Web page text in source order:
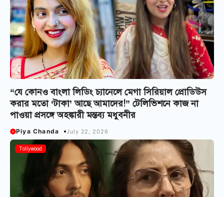
“যে কোনও বাংলা লিডিং চ্যানেলে মেগা সিরিয়াল প্রোডিউস
করার মতো ‘টাকা’ আছে আমাদের!” টেলিভিশনে কাজ না
পাওয়া প্রসঙ্গে অহঙ্কারী মন্তব্য মধুবনীর
Piya Chanda July 22, 2026
Tollywood